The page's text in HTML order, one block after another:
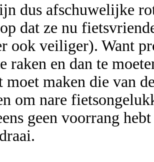
dus afschuwelijke
dat ze nu
ook veiliger). Want
raken en dan te
moet maken die van
om nare
geen voorrang